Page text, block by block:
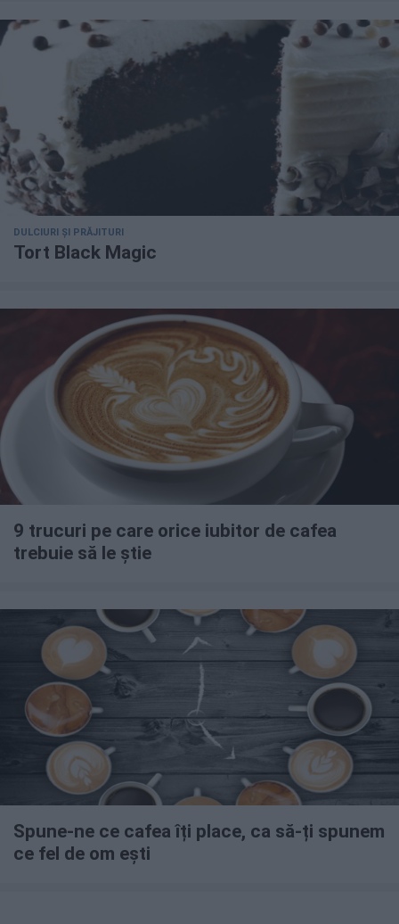
DULCIURI ȘI PRĂJITURI
Tort Black Magic
9 trucuri pe care orice iubitor de cafea
trebuie să le știe
Spune-ne ce cafea îți place, ca să-ți spunem
ce fel de om ești